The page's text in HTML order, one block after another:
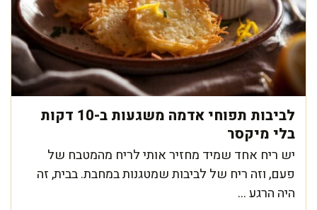
לביבות תפוחי אדמה משגעות ב-10 דקות
בלי מיקסר
יש ריח אחד שמיד מחזיר אותי לריח מהמטבח של
פעם, וזה ריח של לביבות שמטגנות במחבת. בבית, זה
היה הרגע ...